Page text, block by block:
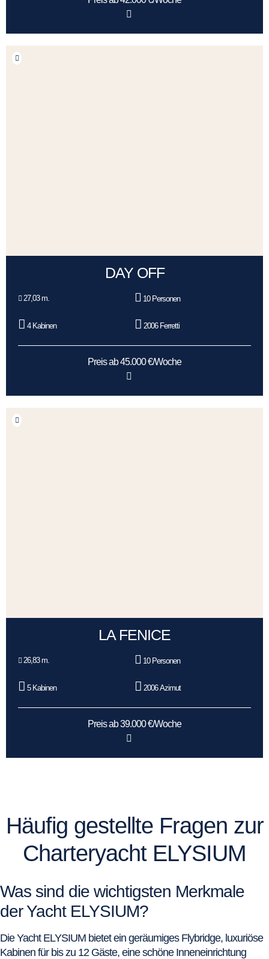
DAY OFF
27,03 m. 10 Personen
4 Kabinen 2006 Ferretti
Preis ab 45.000 €/Woche
LA FENICE
26,83 m. 10 Personen
5 Kabinen 2006 Azimut
Preis ab 39.000 €/Woche
Häufig gestellte Fragen zur
Charteryacht ELYSIUM
Was sind die wichtigsten Merkmale
der Yacht ELYSIUM?
Die Yacht ELYSIUM bietet ein geräumiges Flybridge, luxuriöse
Kabinen für bis zu 12 Gäste, eine schöne Inneneinrichtung